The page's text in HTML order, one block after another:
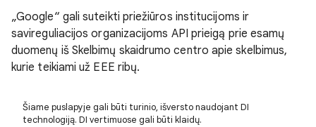
„Google“ gali suteikti priežiūros institucijoms ir
savireguliacijos organizacijoms API prieigą prie esamų
duomenų iš Skelbimų skaidrumo centro apie skelbimus,
kurie teikiami už EEE ribų.
Šiame puslapyje gali būti turinio, išversto naudojant DI
technologiją. DI vertimuose gali būti klaidų.